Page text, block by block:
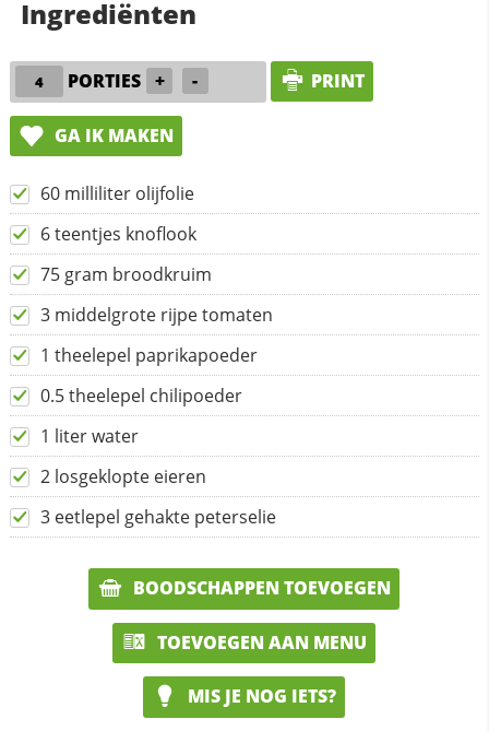
Ingrediënten
PORTIES + - PRINT
GA IK MAKEN
60 milliliter olijfolie
6 teentjes knoflook
75 gram broodkruim
3 middelgrote rijpe tomaten
1 theelepel paprikapoeder
0.5 theelepel chilipoeder
1 liter water
2 losgeklopte eieren
3 eetlepel gehakte peterselie
BOODSCHAPPEN TOEVOEGEN
TOEVOEGEN AAN MENU
MIS JE NOG IETS?